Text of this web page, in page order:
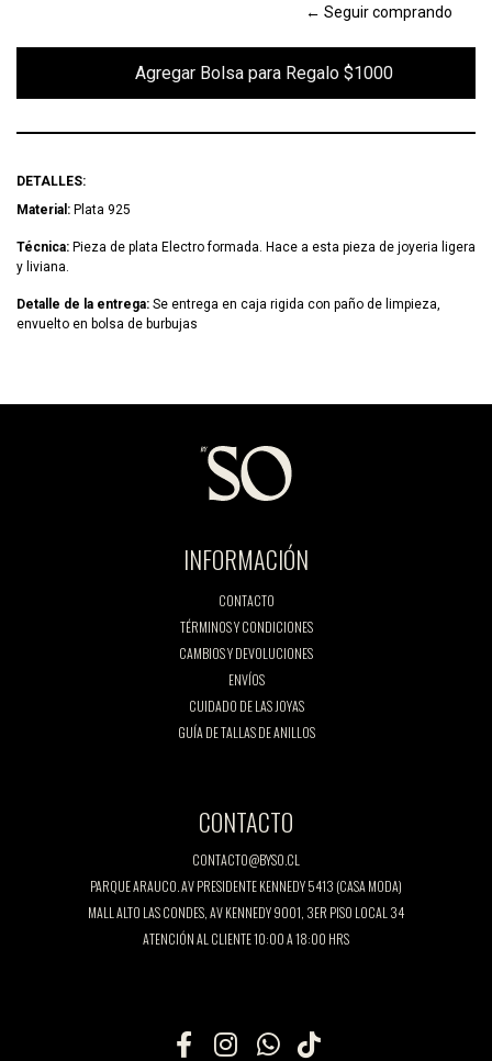
← Seguir comprando
DETALLES:
Material: Plata 925
Técnica: Pieza de plata Electro formada. Hace a esta pieza de joyeria ligera
y liviana.
Detalle de la entrega: Se entrega en caja rigida con paño de limpieza,
envuelto en bolsa de burbujas
INFORMACIÓN
CONTACTO
TÉRMINOS Y CONDICIONES
CAMBIOS Y DEVOLUCIONES
ENVÍOS
CUIDADO DE LAS JOYAS
GUÍA DE TALLAS DE ANILLOS
CONTACTO
CONTACTO@BYSO.CL
PARQUE ARAUCO. AV PRESIDENTE KENNEDY 5413 (CASA MODA)
MALL ALTO LAS CONDES, AV KENNEDY 9001, 3ER PISO LOCAL 34
ATENCIÓN AL CLIENTE 10:00 A 18:00 HRS